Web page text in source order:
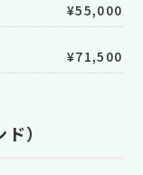
¥55,000
¥71,500
）